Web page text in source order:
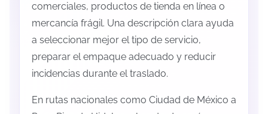
comerciales, productos de tienda en línea o
mercancía frágil. Una descripción clara ayuda
a seleccionar mejor el tipo de servicio,
preparar el empaque adecuado y reducir
incidencias durante el traslado.
En rutas nacionales como Ciudad de México a